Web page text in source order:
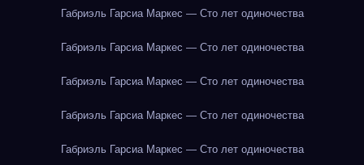
Габриэль Гарсиа Маркес — Сто лет одиночества
Габриэль Гарсиа Маркес — Сто лет одиночества
Габриэль Гарсиа Маркес — Сто лет одиночества
Габриэль Гарсиа Маркес — Сто лет одиночества
Габриэль Гарсиа Маркес — Сто лет одиночества